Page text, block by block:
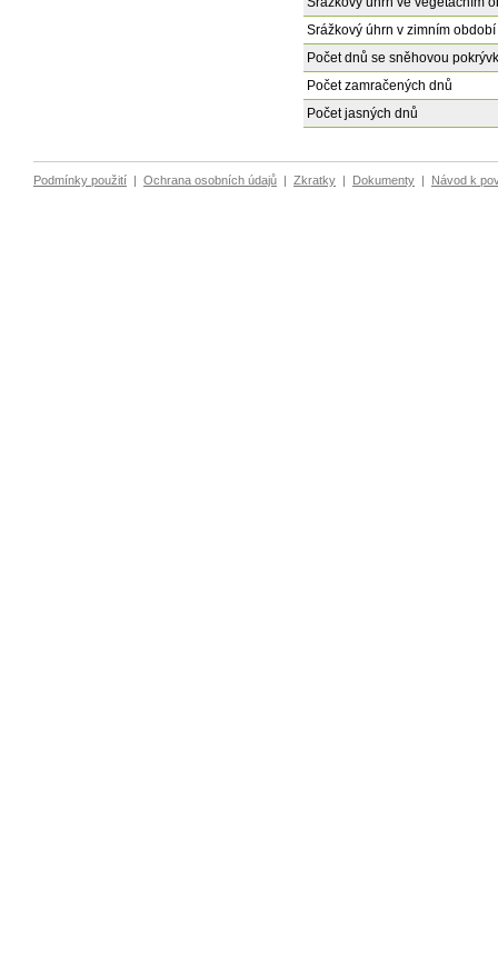
Srážkový úhrn v zimním období
Počet dnů se sněhovou
Počet zamračených dnů
Počet jasných dnů
Podmínky použití | Ochrana osobních údajů | Zkratky | Dokumenty | Návod k